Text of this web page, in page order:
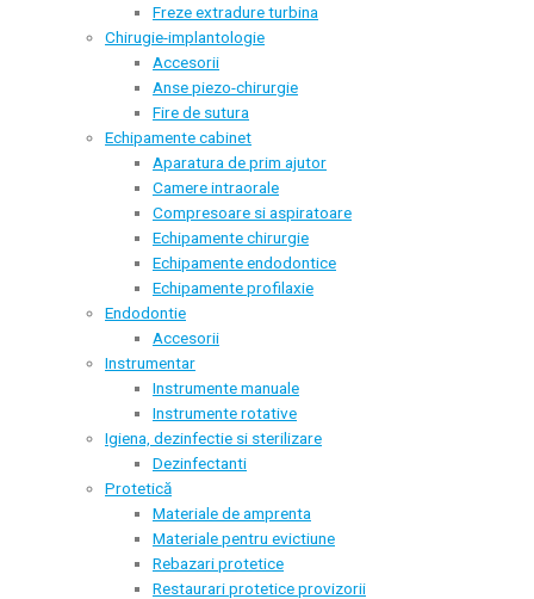
Freze extradure turbina
Chirugie-implantologie
Accesorii
Anse piezo-chirurgie
Fire de sutura
Echipamente cabinet
Aparatura de prim ajutor
Camere intraorale
Compresoare si aspiratoare
Echipamente chirurgie
Echipamente endodontice
Echipamente profilaxie
Endodontie
Accesorii
Instrumentar
Instrumente manuale
Instrumente rotative
Igiena, dezinfectie si sterilizare
Dezinfectanti
Protetică
Materiale de amprenta
Materiale pentru evictiune
Rebazari protetice
Restaurari protetice provizorii